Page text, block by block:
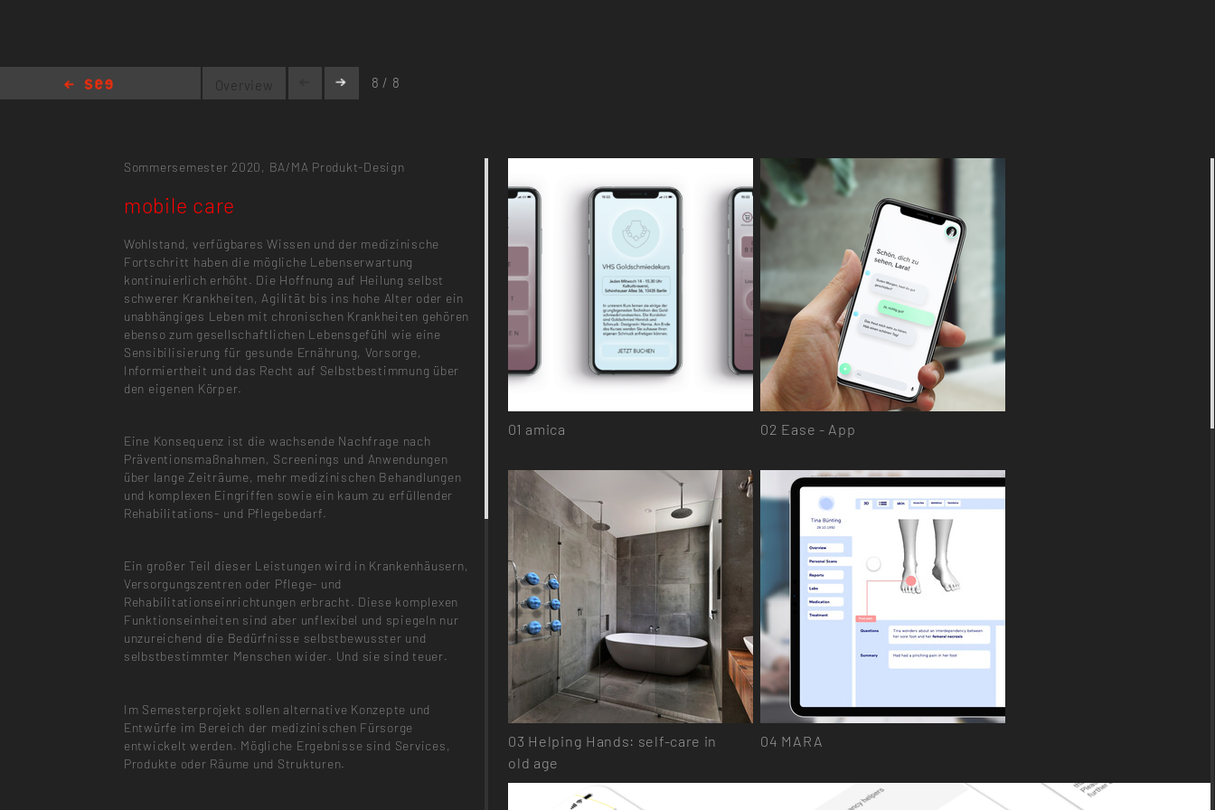
Overview 8 / 8
Sommersemester 2020, BA/MA Produkt-Design
mobile care
Wohlstand, verfügbares Wissen und der medizinische
Fortschritt haben die mögliche Lebenserwartung
kontinuierlich erhöht. Die Hoffnung auf Heilung selbst
schwerer Krankheiten, Agilität bis ins hohe Alter oder ein
unabhängiges Leben mit chronischen Krankheiten gehören
ebenso zum gesellschaftlichen Lebensgefühl wie eine
Sensibilisierung für gesunde Ernährung, Vorsorge,
Informiertheit und das Recht auf Selbstbestimmung über
den eigenen Körper.
Eine Konsequenz ist die wachsende Nachfrage nach
Präventionsmaßnahmen, Screenings und Anwendungen
über lange Zeiträume, mehr medizinischen Behandlungen
und komplexen Eingriffen sowie ein kaum zu erfüllender
Rehabilitations- und Pflegebedarf.
Ein großer Teil dieser Leistungen wird in Krankenhäusern,
Versorgungszentren oder Pflege- und
Rehabilitationseinrichtungen erbracht. Diese komplexen
Funktionseinheiten sind aber unflexibel und spiegeln nur
unzureichend die Bedürfnisse selbstbewusster und
selbstbestimmter Menschen wider. Und sie sind teuer.
Im Semesterprojekt sollen alternative Konzepte und
Entwürfe im Bereich der medizinischen Fürsorge
entwickelt werden. Mögliche Ergebnisse sind Services,
Produkte oder Räume und Strukturen.
01 amica 02 Ease - App
03 Helping Hands: self-care in
old age
04 MARA